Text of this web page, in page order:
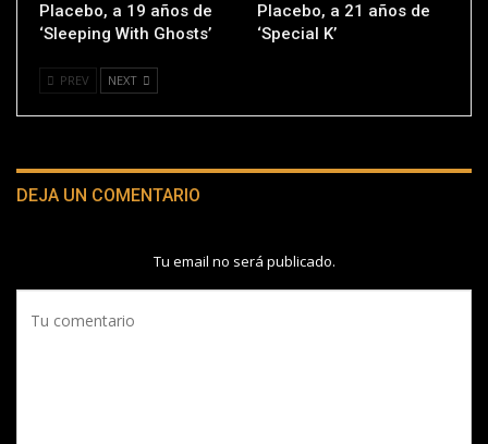
Placebo, a 19 años de
‘Sleeping With Ghosts’
Placebo, a 21 años de
‘Special K’
PREV NEXT
DEJA UN COMENTARIO
Tu email no será publicado.